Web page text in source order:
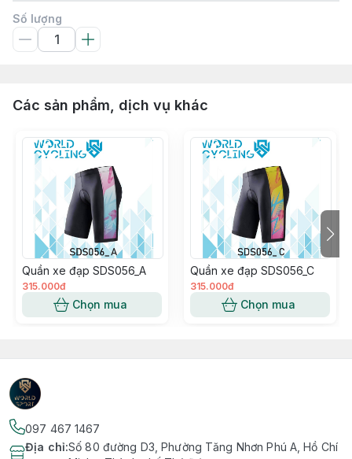
Số lượng
Các sản phẩm, dịch vụ khác
Quần xe đạp SDS056_A
315.000đ
Chọn mua
Quần xe đạp SDS056_C
315.000đ
Chọn mua
097 467 1467
Địa chỉ:Số 80 đường D3, Phường Tăng Nhơn Phú A, Hồ Chí